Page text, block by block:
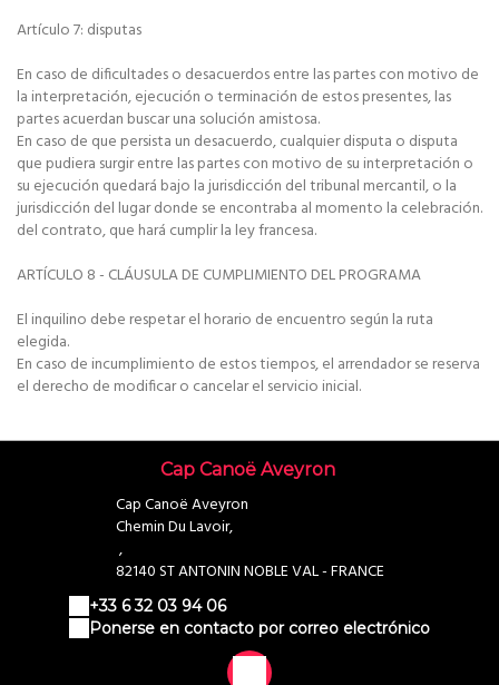
Artículo 7: disputas
En caso de dificultades o desacuerdos entre las partes con motivo de
la interpretación, ejecución o terminación de estos presentes, las
partes acuerdan buscar una solución amistosa.
En caso de que persista un desacuerdo, cualquier disputa o disputa
que pudiera surgir entre las partes con motivo de su interpretación o
su ejecución quedará bajo la jurisdicción del tribunal mercantil, o la
jurisdicción del lugar donde se encontraba al momento la celebración.
del contrato, que hará cumplir la ley francesa.
ARTÍCULO 8 - CLÁUSULA DE CUMPLIMIENTO DEL PROGRAMA
El inquilino debe respetar el horario de encuentro según la ruta
elegida.
En caso de incumplimiento de estos tiempos, el arrendador se reserva
el derecho de modificar o cancelar el servicio inicial.
Cap Canoë Aveyron
Cap Canoë Aveyron
Chemin Du Lavoir,
,
82140 ST ANTONIN NOBLE VAL - FRANCE
+33 6 32 03 94 06
Ponerse en contacto por correo electrónico